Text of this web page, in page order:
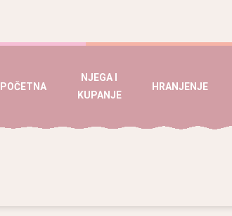
POČETNA
NJEGA I
KUPANJE
HRANJENJE